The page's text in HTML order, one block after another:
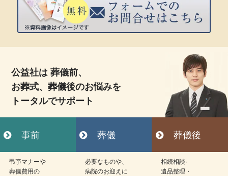
公益社は 葬儀前、
お葬式、葬儀後のお悩みを
トータルでサポート
事前 葬儀 葬儀後
弔亊マナーや
葬儀費用の
必要なものや、
病院のお迎えに
相続相談·
遺品整理・